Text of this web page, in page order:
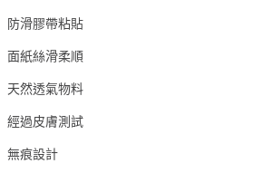
防滑膠帶粘貼
面紙絲滑柔順
天然透氣物料
經過皮膚測試
無痕設計